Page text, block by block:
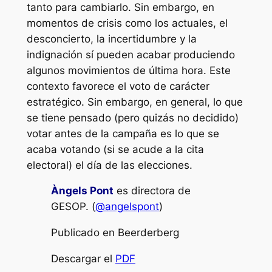
tanto para cambiarlo. Sin embargo, en
momentos de crisis como los actuales, el
desconcierto, la incertidumbre y la
indignación sí pueden acabar produciendo
algunos movimientos de última hora. Este
contexto favorece el voto de carácter
estratégico. Sin embargo, en general, lo que
se tiene pensado (pero quizás no decidido)
votar antes de la campaña es lo que se
acaba votando (si se acude a la cita
electoral) el día de las elecciones.
Àngels Pont es directora de
GESOP. (@angelspont)
Publicado en Beerderberg
Descargar el PDF